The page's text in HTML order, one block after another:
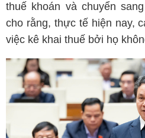
thuế khoán và chuyển
cho rằng, thực tế hiện nay,
việc kê khai thuế bởi họ